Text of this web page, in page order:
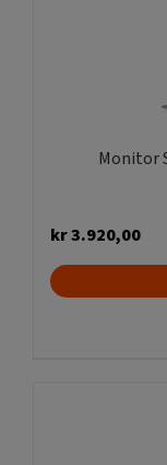
Monitor
kr3.920,00